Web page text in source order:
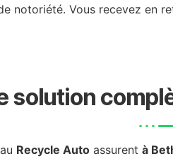
notoriété. Vous recevez
solution
Recycle Auto assurent à